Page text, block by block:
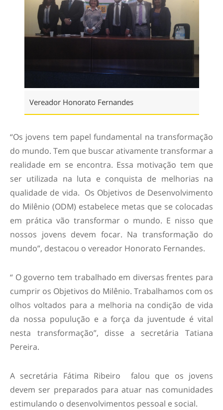
Vereador Honorato Fernandes
“Os jovens tem papel fundamental na transformação
do mundo. Tem que buscar ativamente transformar a
realidade em se encontra. Essa motivação tem que
ser utilizada na luta e conquista de melhorias na
qualidade de vida. Os Objetivos de Desenvolvimento
do Milênio (ODM) estabelece metas que se colocadas
em prática vão transformar o mundo. E nisso que
nossos jovens devem focar. Na transformação do
mundo”, destacou o vereador Honorato Fernandes.
“ O governo tem trabalhado em diversas frentes para
cumprir os Objetivos do Milênio. Trabalhamos com os
olhos voltados para a melhoria na condição de vida
da nossa populução e a força da juventude é vital
nesta transformação”, disse a secretária Tatiana
Pereira.
A secretária Fátima Ribeiro falou que os jovens
devem ser preparados para atuar nas comunidades
estimulando o desenvolvimentos pessoal e social.